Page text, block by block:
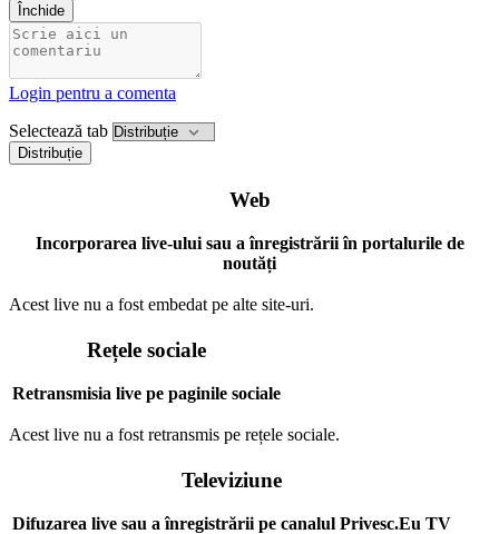
Închide
Login pentru a comenta
Selectează tab
Distribuție
Web
Incorporarea live-ului sau a înregistrării în portalurile de
noutăți
Acest live nu a fost embedat pe alte site-uri.
Rețele sociale
Retransmisia live pe paginile sociale
Acest live nu a fost retransmis pe rețele sociale.
Televiziune
Difuzarea live sau a înregistrării pe canalul Privesc.Eu TV